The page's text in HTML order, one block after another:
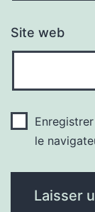
Site web
le